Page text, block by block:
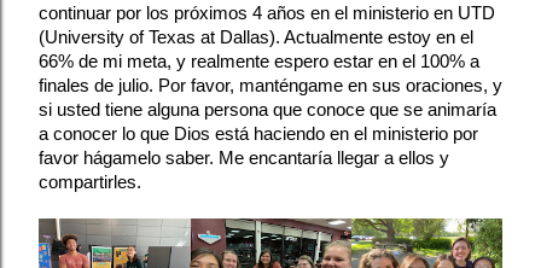
continuar por los próximos 4 años en el ministerio en UTD
(University of Texas at Dallas). Actualmente estoy en el
66% de mi meta, y realmente espero estar en el 100% a
finales de julio. Por favor, manténgame en sus oraciones, y
si usted tiene alguna persona que conoce que se animaría
a conocer lo que Dios está haciendo en el ministerio por
favor hágamelo saber. Me encantaría llegar a ellos y
compartirles.